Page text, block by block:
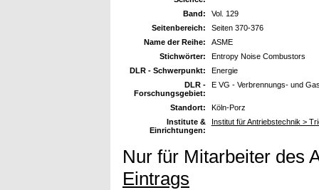
Band:
Vol. 129
Seitenbereich:
Seiten 370-376
Name der Reihe:
ASME
Stichwörter:
Entropy Noise Combustors
DLR - Schwerpunkt:
Energie
DLR -
Forschungsgebiet:
E VG - Verbrennungs- und
Standort:
Köln-Porz
Institute &
Einrichtungen:
Institut für Antriebstechnik >
Nur für Mitarbeiter des
Eintrags